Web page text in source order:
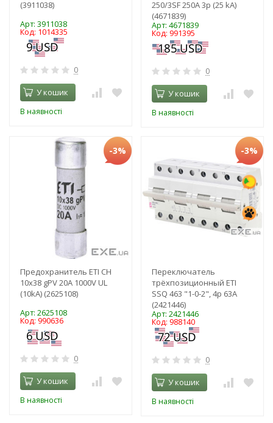
(3911038)
Арт: 3911038
Код: 1014335
0
У кошик
В наявності
250/3SF 250A 3p (25 kA)
(4671839)
Арт: 4671839
Код: 991395
0
У кошик
В наявності
-3%
Предохранитель ETI CH
10х38 gPV 20A 1000V UL
(10kA) (2625108)
Арт: 2625108
Код: 990636
0
У кошик
В наявності
-3%
Переключатель
трёхпозиционный ETI
SSQ 463 "1-0-2", 4p 63A
(2421446)
Арт: 2421446
Код: 988140
0
У кошик
В наявності